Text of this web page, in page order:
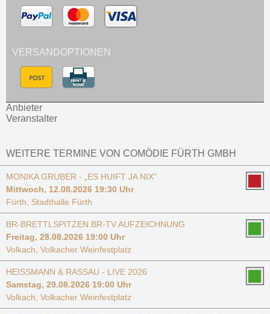
VERSANDOPTIONEN
Anbieter
Veranstalter
WEITERE TERMINE VON COMÖDIE FÜRTH GMBH
MONIKA GRUBER - „ES HUIFT JA NIX"
Mittwoch, 12.08.2026 19:30 Uhr
Fürth, Stadthalle Fürth
BR-BRETTLSPITZEN BR-TV AUFZEICHNUNG
Freitag, 28.08.2026 19:00 Uhr
Volkach, Volkacher Weinfestplatz
HEISSMANN & RASSAU - LIVE 2026
Samstag, 29.08.2026 19:00 Uhr
Volkach, Volkacher Weinfestplatz